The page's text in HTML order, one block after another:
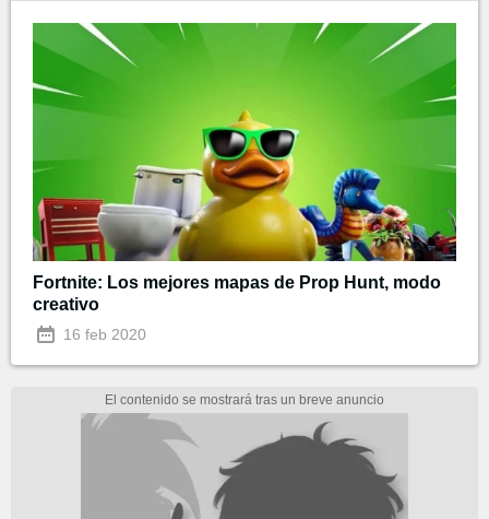
Fortnite: Los mejores mapas de Prop Hunt, modo
creativo
16 feb 2020